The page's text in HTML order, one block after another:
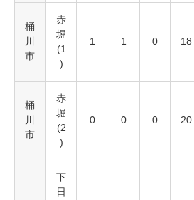
桶
川
市
赤
堀
(1
)
1 1 0 18
桶
川
市
赤
堀
(2
)
0 0 0 20
下
日